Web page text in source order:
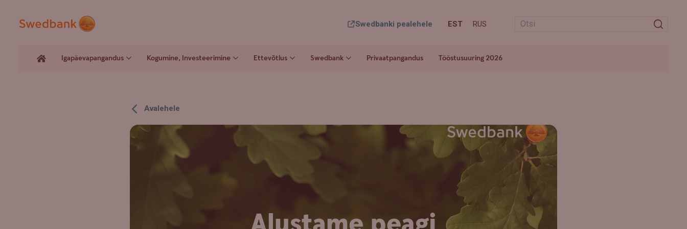
Swedbanki pealehele EST RUS
Igapäevapangandus Kogumine, Investeerimine Ettevõtlus Swedbank Privaatpangandus Tööstusuuring 2026
Avalehele